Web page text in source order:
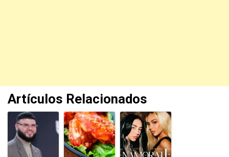
Artículos Relacionados